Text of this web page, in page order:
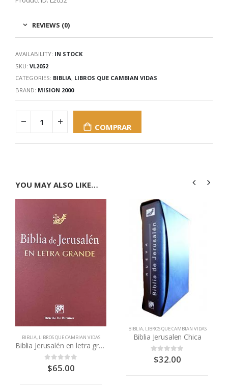
REVIEWS (0)
AVAILABILITY: IN STOCK
SKU: VL2052
CATEGORIES: BIBLIA, LIBROS QUE CAMBIAN VIDAS
BRAND: MISION 2000
COMPRAR
YOU MAY ALSO LIKE…
BIBLIA, LIBROS QUE CAMBIAN VIDAS
Biblia Jerusalén en letra grande
out of 5
$65.00
BIBLIA, LIBROS QUE CAMBIAN VIDAS
Biblia Jerusalen Chica
out of 5
$32.00